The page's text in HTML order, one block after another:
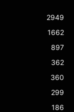
2949
1662
897
362
360
299
186